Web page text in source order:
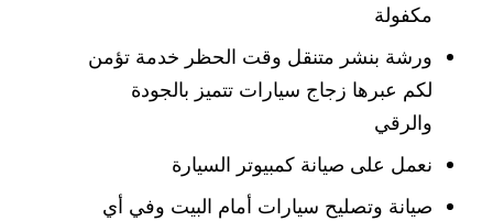
مكفولة
ورشة بنشر متنقل وقت الحظر خدمة تؤمن
لكم عبرها زجاج سيارات تتميز بالجودة
والرقي
نعمل على صيانة كمبيوتر السيارة
صيانة وتصليح سيارات أمام البيت وفي أي